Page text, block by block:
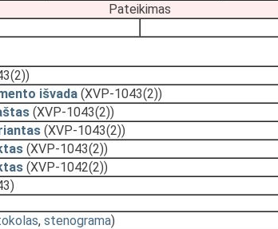
Pateikimas
išvada (XVP-1043(2))
(XVP-1043(2))
(XVP-1043(2))
(XVP-1043(2))
(XVP-1042(2))
, stenograma)